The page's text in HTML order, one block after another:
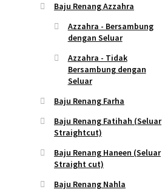
Baju Renang Azzahra
Azzahra - Bersambung
dengan Seluar
Azzahra - Tidak
Bersambung dengan
Seluar
Baju Renang Farha
Baju Renang Fatihah (Seluar
Straightcut)
Baju Renang Haneen (Seluar
Straight cut)
Baju Renang Nahla